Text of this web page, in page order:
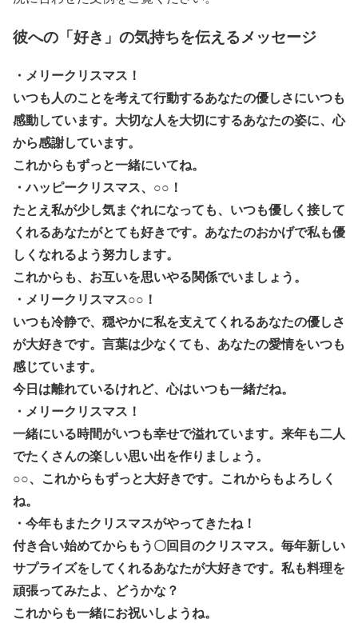
彼への「好き」の気持ちを伝えるメッセージ
・メリークリスマス！
いつも人のことを考えて行動するあなたの優しさにいつも
感動しています。大切な人を大切にするあなたの姿に、心
から感謝しています。
これからもずっと一緒にいてね。
・ハッピークリスマス、○○！
たとえ私が少し気まぐれになっても、いつも優しく接して
くれるあなたがとても好きです。あなたのおかげで私も優
しくなれるよう努力します。
これからも、お互いを思いやる関係でいましょう。
・メリークリスマス○○！
いつも冷静で、穏やかに私を支えてくれるあなたの優しさ
が大好きです。言葉は少なくても、あなたの愛情をいつも
感じています。
今日は離れているけれど、心はいつも一緒だね。
・メリークリスマス！
一緒にいる時間がいつも幸せで溢れています。来年も二人
でたくさんの楽しい思い出を作りましょう。
○○、これからもずっと大好きです。これからもよろしく
ね。
・今年もまたクリスマスがやってきたね！
付き合い始めてからもう〇回目のクリスマス。毎年新しい
サプライズをしてくれるあなたが大好きです。私も料理を
頑張ってみたよ、どうかな？
これからも一緒にお祝いしようね。